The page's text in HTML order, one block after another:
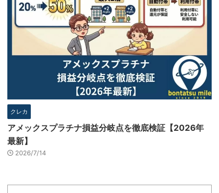
クレカ
アメックスプラチナ損益分岐点を徹底検証【2026年
最新】
2026/7/14